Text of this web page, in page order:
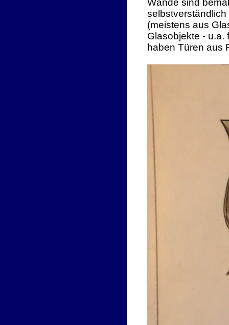
Wände sind
(meistens aus
Glasobjekte - u.a.
haben Türen aus